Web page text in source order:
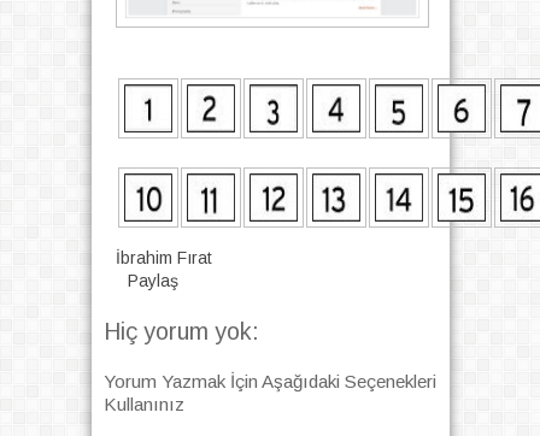
İbrahim Fırat
Paylaş
Hiç yorum yok:
Yorum Yazmak İçin Aşağıdaki Seçenekleri
Kullanınız